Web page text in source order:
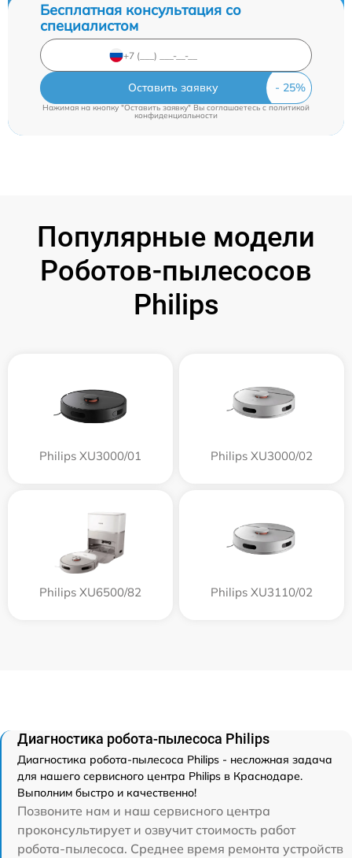
Бесплатная консультация со
специалистом
Оставить заявку
Нажимая на кнопку "Оставить заявку" Вы соглашаетесь c политикой
конфиденциальности
Популярные модели
Роботов-пылесосов
Philips
Philips XU3000/01 Philips XU3000/02
Philips XU6500/82 Philips XU3110/02
Диагностика робота-пылесоса Philips
Диагностика робота-пылесоса Philips - несложная задача
для нашего сервисного центра Philips в Краснодаре.
Выполним быстро и качественно!
Позвоните нам и наш сервисного центра
проконсультирует и озвучит стоимость работ
робота-пылесоса. Среднее время ремонта устройств